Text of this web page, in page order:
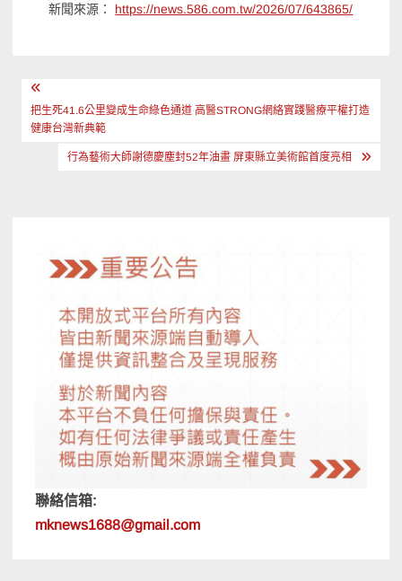
新聞來源： https://news.586.com.tw/2026/07/643865/
文
章
把生死41.6公里變成生命綠色通道 高醫STRONG網絡實踐醫療平權打造
健康台灣新典範
行為藝術大師謝德慶塵封52年油畫 屏東縣立美術館首度亮相
聯絡信箱:
mknews1688@gmail.com